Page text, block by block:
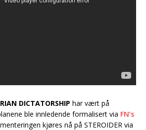
DICTATORSHIP har vært på
ble innledende formalisert via FN’s
kjøres nå på STEROIDER via